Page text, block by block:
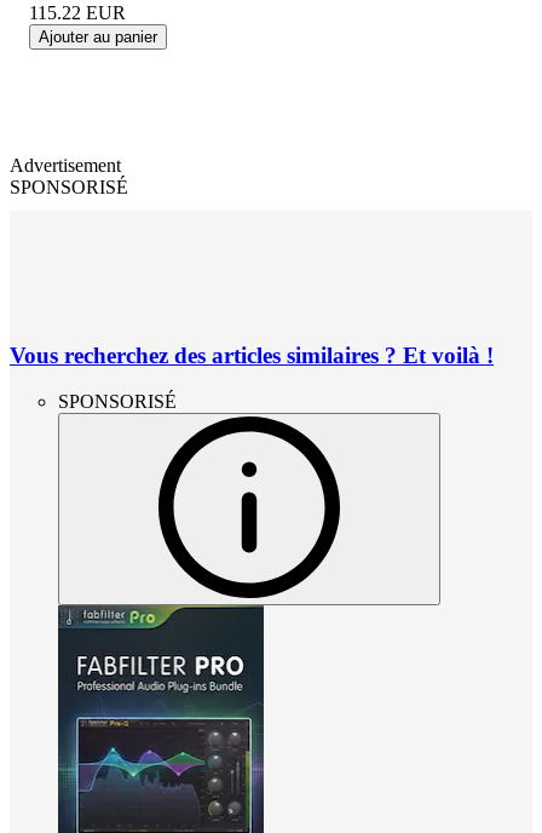
115.22 EUR
Ajouter au panier
Advertisement
SPONSORISÉ
Vous recherchez des articles similaires ? Et voilà !
SPONSORISÉ